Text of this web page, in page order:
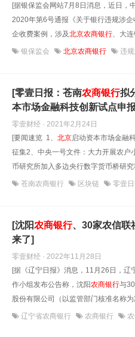
[据银保监会网站7月8日消息，近日，
2020年第6号通报《关于银行违规涉
企收费案例，涉及北京农商银行、大
银保监会 北京农商银行 违
[零壹日报：苍南农商银行拟
本市场金融科技创新试点申
零壹财经 · 2021年2月24日
[要闻速览 1、 北京启动资本市场金融
征集2、中央一号文件：大力开展农户
币研究所加入多边央行数字货币桥研
苍南农商银行 区块链 零壹
[沈阳农商银行、30家农信联
来了]
零壹财经 · 2022年11月28日
[据《辽宁日报》消息，11月26日，辽
作小组发布公告称，沈阳农商银行与
股份有限公司（以监管部门核准名称
辽宁省农商银行 农商银行